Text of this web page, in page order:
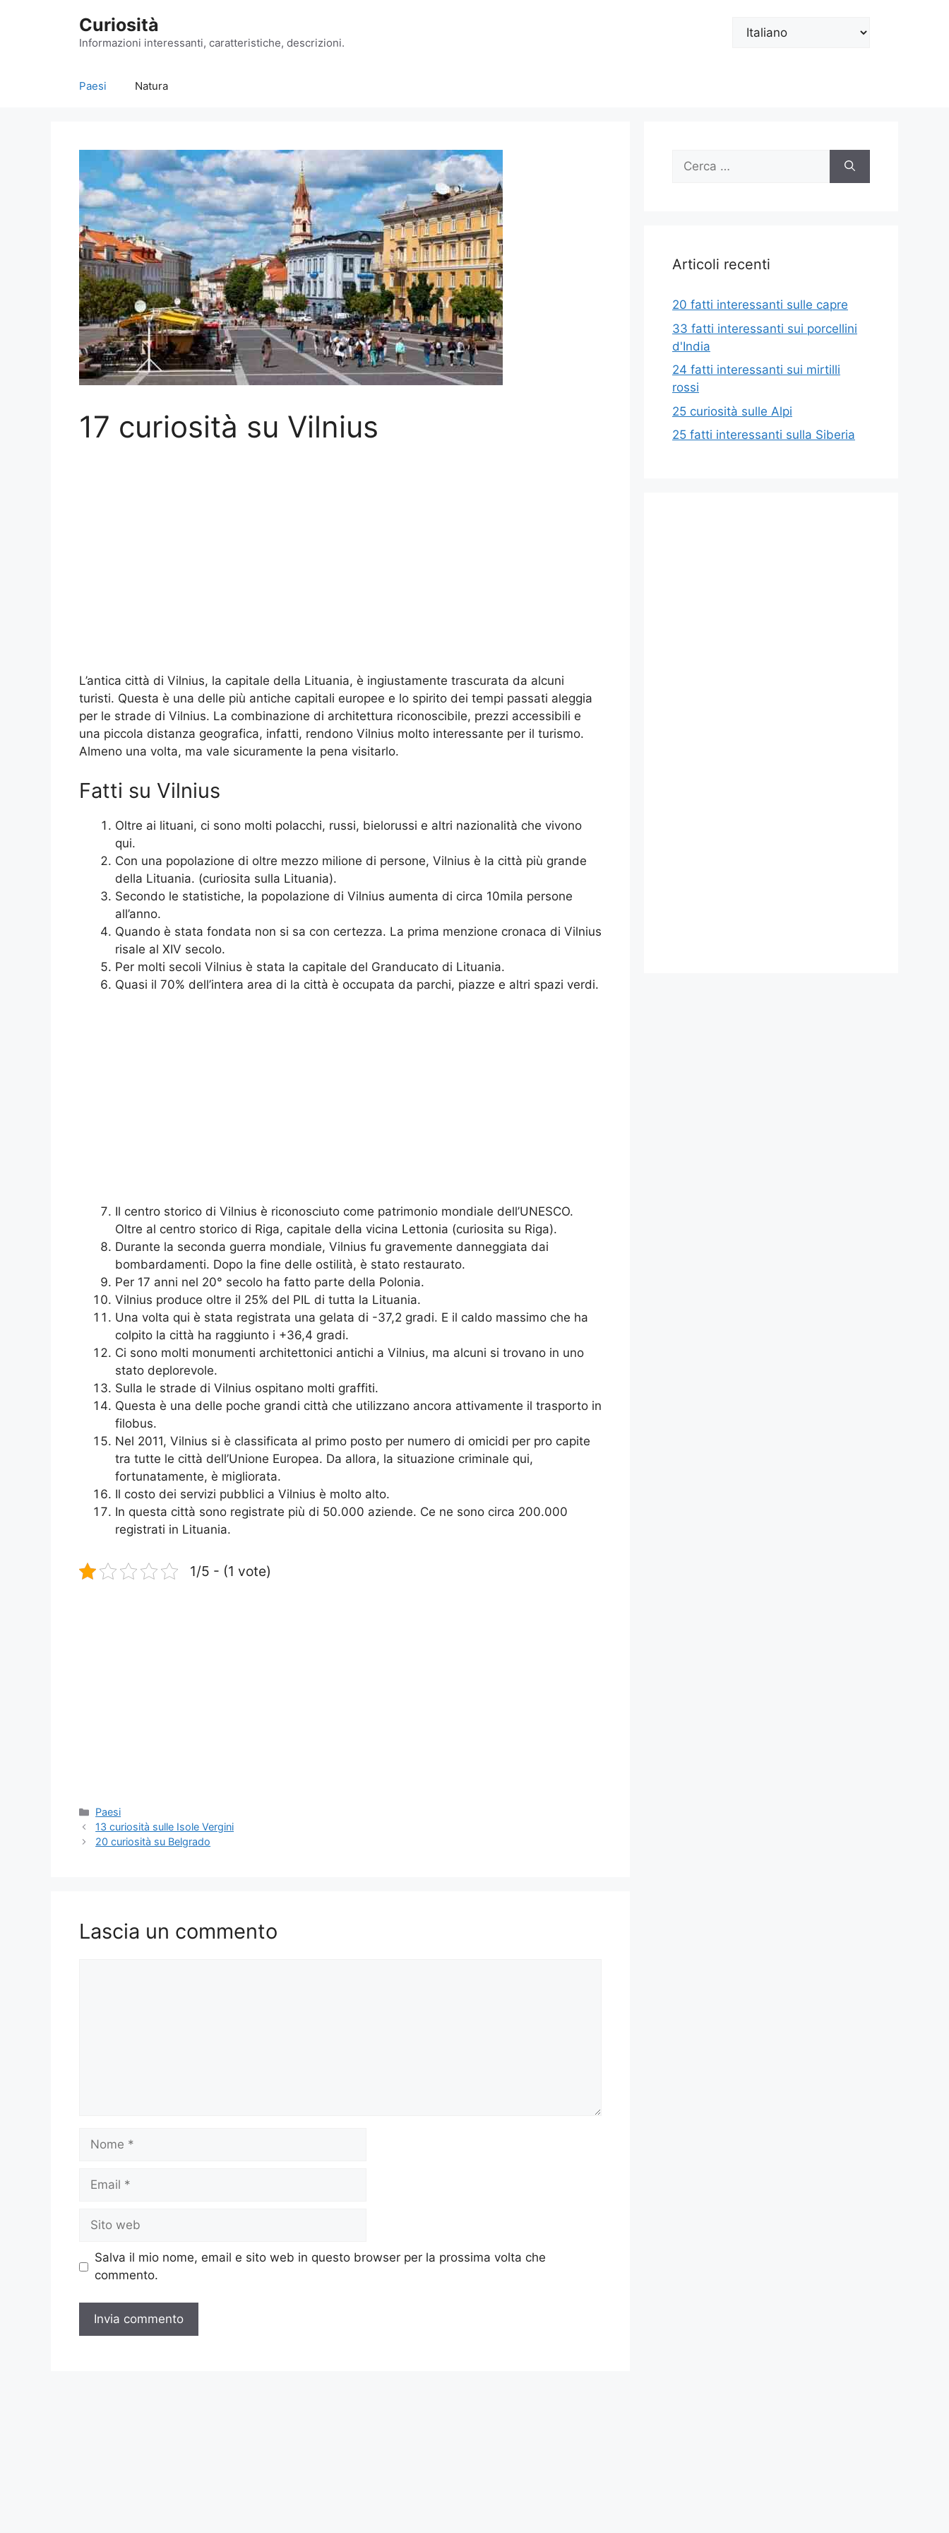
Curiosità
Informazioni interessanti, caratteristiche, descrizioni.
Scegli
Paesi Natura
17 curiosità su Vilnius
L’antica città di Vilnius, la capitale della Lituania, è ingiustamente trascurata da alcuni
turisti. Questa è una delle più antiche capitali europee e lo spirito dei tempi passati aleggia
per le strade di Vilnius. La combinazione di architettura riconoscibile, prezzi accessibili e
una piccola distanza geografica, infatti, rendono Vilnius molto interessante per il turismo.
Almeno una volta, ma vale sicuramente la pena visitarlo.
Fatti su Vilnius
Oltre ai lituani, ci sono molti polacchi, russi, bielorussi e altri nazionalità che vivono
qui.
Con una popolazione di oltre mezzo milione di persone, Vilnius è la città più grande
della Lituania. (curiosita sulla Lituania).
Secondo le statistiche, la popolazione di Vilnius aumenta di circa 10mila persone
all’anno.
Quando è stata fondata non si sa con certezza. La prima menzione cronaca di Vilnius
risale al XIV secolo.
Per molti secoli Vilnius è stata la capitale del Granducato di Lituania.
Quasi il 70% dell’intera area di ​​la città è occupata da parchi, piazze e altri spazi verdi.
Il centro storico di Vilnius è riconosciuto come patrimonio mondiale dell’UNESCO.
Oltre al centro storico di Riga, capitale della vicina Lettonia (curiosita su Riga).
Durante la seconda guerra mondiale, Vilnius fu gravemente danneggiata dai
bombardamenti. Dopo la fine delle ostilità, è stato restaurato.
Per 17 anni nel 20° secolo ha fatto parte della Polonia.
Vilnius produce oltre il 25% del PIL di tutta la Lituania.
Una volta qui è stata registrata una gelata di -37,2 gradi. E il caldo massimo che ha
colpito la città ha raggiunto i +36,4 gradi.
Ci sono molti monumenti architettonici antichi a Vilnius, ma alcuni si trovano in uno
stato deplorevole.
Sulla le strade di Vilnius ospitano molti graffiti.
Questa è una delle poche grandi città che utilizzano ancora attivamente il trasporto in
filobus.
Nel 2011, Vilnius si è classificata al primo posto per numero di omicidi per pro capite
tra tutte le città dell’Unione Europea. Da allora, la situazione criminale qui,
fortunatamente, è migliorata.
Il costo dei servizi pubblici a Vilnius è molto alto.
In questa città sono registrate più di 50.000 aziende. Ce ne sono circa 200.000
registrati in Lituania.
1/5 - (1 vote)
Categorie
Paesi
13 curiosità sulle Isole Vergini
20 curiosità su Belgrado
Lascia un commento
Nome
Email
Sito
web
Salva il mio nome, email e sito web in questo browser per la prossima volta che
commento.
Ricerca
Articoli recenti
20 fatti interessanti sulle capre
33 fatti interessanti sui porcellini
d'India
24 fatti interessanti sui mirtilli
rossi
25 curiosità sulle Alpi
25 fatti interessanti sulla Siberia